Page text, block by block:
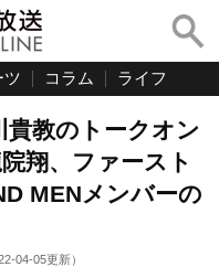
ツ コラム ライフ
貴教のトークオン
翔、ファースト
MENメンバーの
04-05更新）